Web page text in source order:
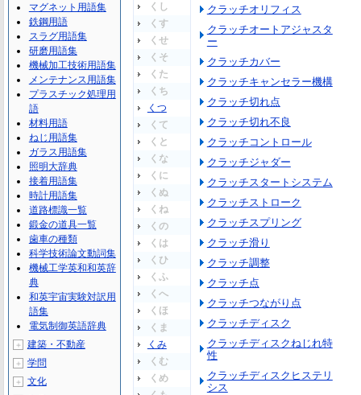
くし
くす
くせ
くそ
くた
くち
くつ
くて
くと
くな
くに
くぬ
くね
くの
くは
くひ
くふ
くへ
くほ
くま
くみ
くむ
くめ
クラッチオリフィス
クラッチオートアジャスタ
ー
クラッチカバー
クラッチキャンセラー機構
クラッチ切れ点
クラッチ切れ不良
クラッチコントロール
クラッチジャダー
クラッチスタートシステム
クラッチストローク
クラッチスプリング
クラッチ滑り
クラッチ調整
クラッチ点
クラッチつながり点
クラッチディスク
クラッチディスクねじれ特
性
クラッチディスクヒステリ
シス
マグネット用語集
鉄鋼用語
スラグ用語集
研磨用語集
機械加工技術用語集
メンテナンス用語集
プラスチック処理用
語
材料用語
ねじ用語集
ガラス用語集
照明大辞典
接着用語集
時計用語集
道路標識一覧
鍛金の道具一覧
歯車の種類
科学技術論文動詞集
機械工学英和和英辞
典
和英宇宙実験対訳用
語集
電気制御英語辞典
＋ 建築・不動産
＋ 学問
＋ 文化